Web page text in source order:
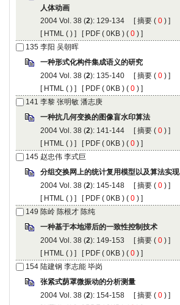
人体动画
2004 Vol. 38 (2): 129-134 [摘要 ( 0 ) ]
[ HTML ( ) ] [ PDF ( 0KB ) ( 0 ) ]
135 李阳 吴朝晖
一种形式化构件集成语义的研究
2004 Vol. 38 (2): 135-140 [摘要 ( 0 ) ]
[ HTML ( ) ] [ PDF ( 0KB ) ( 0 ) ]
141 李黎 张明敏 潘志庚
一种抗几何变换的图像盲水印算法
2004 Vol. 38 (2): 141-144 [摘要 ( 0 ) ]
[ HTML ( ) ] [ PDF ( 0KB ) ( 0 ) ]
145 赵忠伟 李式巨
分组交换网上的统计复用模型以及算法实现
2004 Vol. 38 (2): 145-148 [摘要 ( 0 ) ]
[ HTML ( ) ] [ PDF ( 0KB ) ( 0 ) ]
149 陈岭 陈根才 陈纯
一种基于本地滞后的一致性控制技术
2004 Vol. 38 (2): 149-153 [摘要 ( 0 ) ]
[ HTML ( ) ] [ PDF ( 0KB ) ( 0 ) ]
154 陆建钢 李志能 毕岗
张紧式荫罩微振动的分析测量
2004 Vol. 38 (2): 154-158 [摘要 ( 0 ) ]